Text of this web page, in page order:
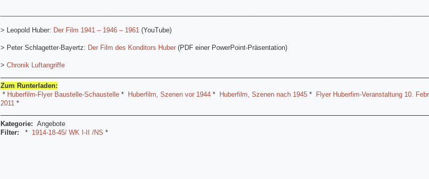
> Leopold Huber: Der Film 1941 – 1946 – 1961 (YouTube)
> Peter Schlagetter-Bayertz: Der Film des Konditors Huber (PDF einer PowerPoint-Präsentation)
> Chronik Luftangriffe
Zum Runterladen:
* Huberfilm-Flyer Baustelle-Schaustelle * Huberfilm, Szenen vor 1944 * Huberfilm, Szenen nach 1945 *
Flyer Huberfim-Veranstaltung 10.
2011 *
Kategorie: Angebote
Filter:
* 1914-18-45/ WK I-II /NS *